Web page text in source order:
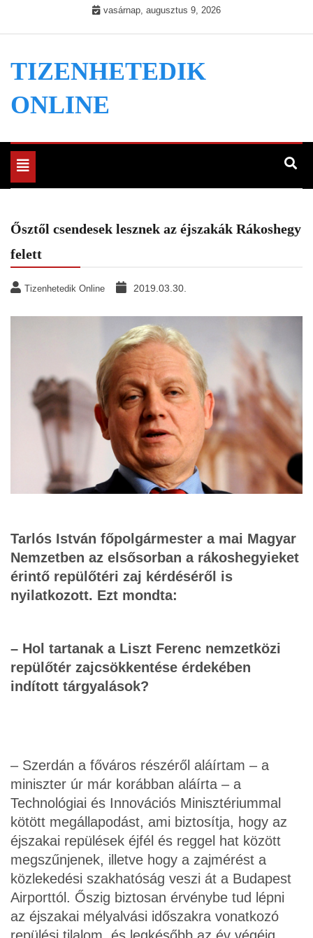
vasárnap, augusztus 9, 2026
TIZENHETEDIK
ONLINE
Toggle
navigation
Ősztől csendesek lesznek az éjszakák Rákoshegy
felett
Tizenhetedik Online 2019.03.30.
Tarlós István főpolgármester a mai Magyar
Nemzetben az elsősorban a rákoshegyieket
érintő repülőtéri zaj kérdéséről is
nyilatkozott. Ezt mondta:
– Hol tartanak a Liszt Ferenc nemzetközi
repülőtér zajcsökkentése érdekében
indított tárgyalások?
– Szerdán a főváros részéről aláírtam – a
miniszter úr már korábban aláírta – a
Technológiai és ­Innovációs Minisztériummal
kötött megállapodást, ami biztosítja, hogy az
éjszakai repülések éjfél és reggel hat között
megszűnjenek, illetve hogy a zajmérést a
közlekedési szakhatóság veszi át a Budapest
Airporttól. Őszig biztosan érvénybe tud lépni
az éjszakai mélyalvási időszakra vonatkozó
repülési tilalom, és legkésőbb az év végéig